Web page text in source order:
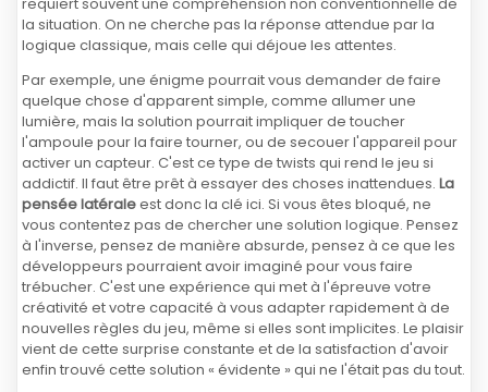
la situation. On ne cherche pas la réponse attendue par la
logique classique, mais celle qui déjoue les attentes.
Par exemple, une énigme pourrait vous demander de faire
quelque chose d'apparent simple, comme allumer une
lumière, mais la solution pourrait impliquer de toucher
l'ampoule pour la faire tourner, ou de secouer l'appareil pour
activer un capteur. C'est ce type de twists qui rend le jeu si
addictif. Il faut être prêt à essayer des choses inattendues. La
pensée latéraleest donc la clé ici. Si vous êtes bloqué, ne
vous contentez pas de chercher une solution logique. Pensez
à l'inverse, pensez de manière absurde, pensez à ce que les
développeurs pourraient avoir imaginé pour vous faire
trébucher. C'est une expérience qui met à l'épreuve votre
créativité et votre capacité à vous adapter rapidement à de
nouvelles règles du jeu, même si elles sont implicites. Le plaisir
vient de cette surprise constante et de la satisfaction d'avoir
enfin trouvé cette solution « évidente » qui ne l'était pas du tout.